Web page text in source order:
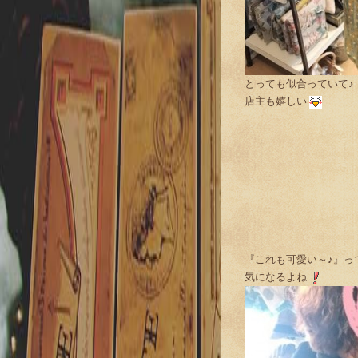
とっても似合っていて♪
店主も嬉しい
『これも可愛い～♪』っ
気になるよね